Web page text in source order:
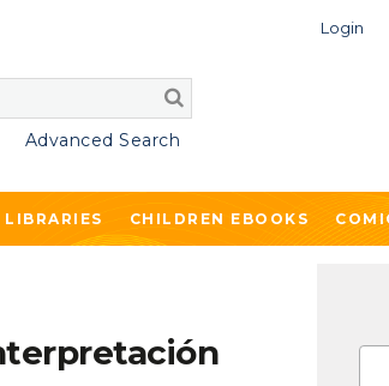
Login
Advanced Search
LIBRARIES CHILDREN EBOOKS